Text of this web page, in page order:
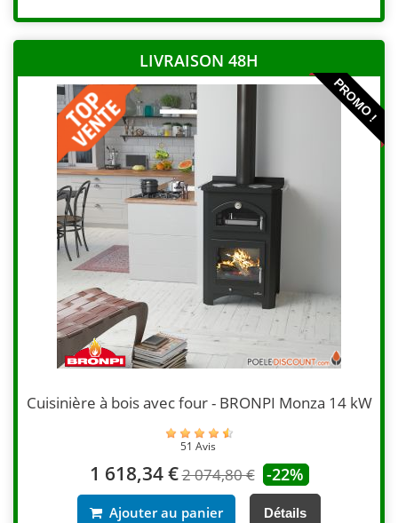
LIVRAISON 48H
PROMO !
Cuisinière à bois avec four - BRONPI Monza 14 kW
51 Avis
1 618,34 €2 074,80 € -22%
Ajouter au panier Détails